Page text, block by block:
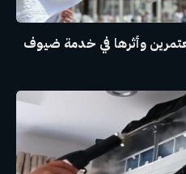
وأثرها في خدمة ضيوف